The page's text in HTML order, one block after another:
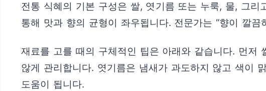
전통 식혜의 기본 구성은 쌀, 엿기름 또는 누룩, 물, 그
통해 맛과 향의 균형이 좌우됩니다. 전문가는 “향이 깔
재료를 고를 때의 구체적인 팁은 아래와 같습니다. 먼저
않게 관리합니다. 엿기름은 냄새가 과도하지 않고 색이
도움이 됩니다.